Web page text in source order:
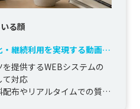
る顔
継続利用を実現する動画配
提供するWEBシステムの
て対応
布やリアルタイムでの質問